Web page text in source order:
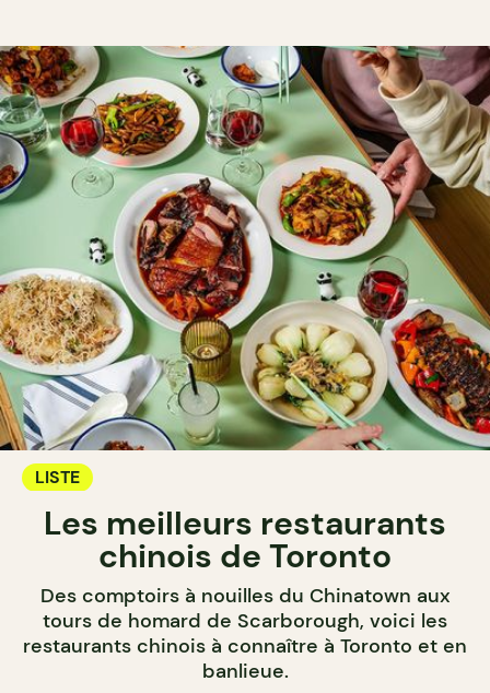
LISTE
Les meilleurs restaurants
chinois de Toronto
Des comptoirs à nouilles du Chinatown aux
tours de homard de Scarborough, voici les
restaurants chinois à connaître à Toronto et en
banlieue.